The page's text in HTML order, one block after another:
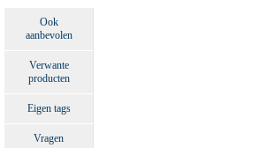
Ook
aanbevolen
Verwante
producten
Eigen tags
Vragen